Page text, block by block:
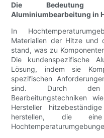
Die Bedeutung
Aluminiumbearbeitung in
In
Materialien der Hitze und
stand, was zu
Die kundenspezifische
Lösung, indem sie
spezifischen
sind. Durch den
Bearbeitungstechniken
Hersteller
herstellen, die